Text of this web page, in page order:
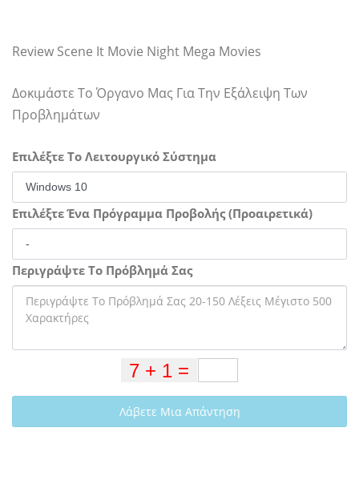
Review Scene It Movie Night Mega Movies
Δοκιμάστε Το Όργανο Μας Για Την Εξάλειψη Των
Προβλημάτων
Επιλέξτε Το Λειτουργικό Σύστημα
Επιλέξτε Ένα Πρόγραμμα Προβολής (Προαιρετικά)
Περιγράψτε Το Πρόβλημά Σας
Λάβετε Μια Απάντηση